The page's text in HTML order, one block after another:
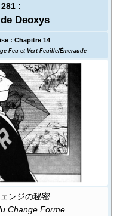
:
Deoxys
: Chapitre 14
Feu et Vert Feuille/Émeraude
ンジの秘密
Change Forme